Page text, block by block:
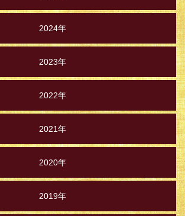
2024年
2023年
2022年
2021年
2020年
2019年